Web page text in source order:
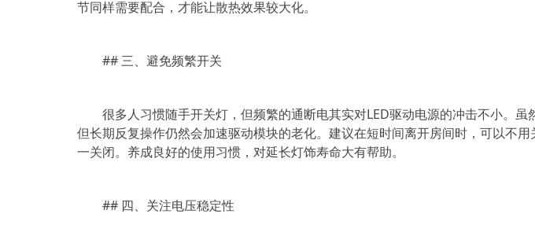
节同样需要配合，才能让散热效果较大化。
## 三、避免频繁开关
很多人习惯随手开关灯，但频繁的通断电其实对LED驱动电源的冲击不小。虽
但长期反复操作仍然会加速驱动模块的老化。建议在短时间离开房间时，可以不
一关闭。养成良好的使用习惯，对延长灯饰寿命大有帮助。
## 四、关注电压稳定性